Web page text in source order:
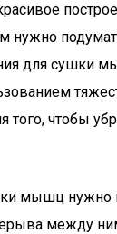
нужно
для сушки
того, чтобы
мышц нужно
между